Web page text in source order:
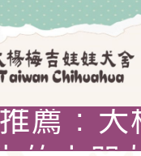
: 大楊
薦 : 大
的小朋